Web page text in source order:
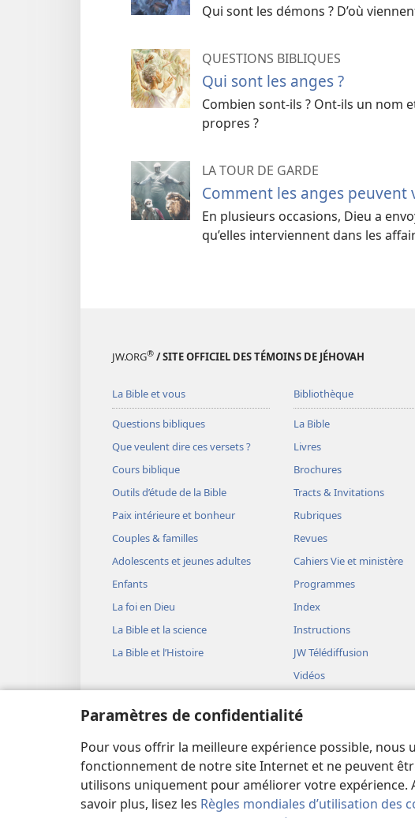
Paramètres de confidentialité
Pour vous offrir la meilleure expérience possible, nous
fonctionnement de notre site Internet et ne peuvent
utilisons uniquement pour améliorer votre expérience.
savoir plus, lisez les Règles mondiales d’utilisation des
Qui sont les démons ? D’où
QUESTIONS BIBLIQUES
Qui sont les anges ?
Combien sont-ils ? Ont-ils un nom
propres ?
LA TOUR DE GARDE
Comment les anges peuvent
En plusieurs occasions, Dieu a
qu’elles interviennent dans les
JW.ORG® / SITE OFFICIEL DES TÉMOINS DE JÉHOVAH
La Bible et vous
Questions bibliques
Que veulent dire ces versets ?
Cours biblique
Outils d’étude de la Bible
Paix intérieure et bonheur
Couples & familles
Adolescents et jeunes adultes
Enfants
La foi en Dieu
La Bible et la science
La Bible et l’Histoire
Bibliothèque
La Bible
Livres
Brochures
Tracts & Invitations
Rubriques
Revues
Cahiers Vie et ministère
Programmes
Index
Instructions
JW Télédiffusion
Vidéos
Représentations théâtrales
Lectures bibliques